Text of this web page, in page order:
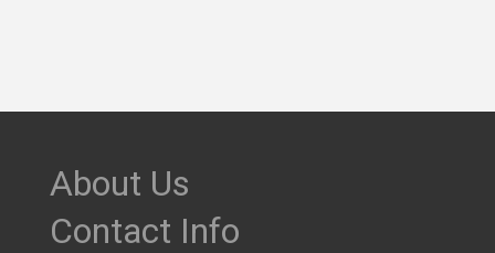
About Us
Contact Info